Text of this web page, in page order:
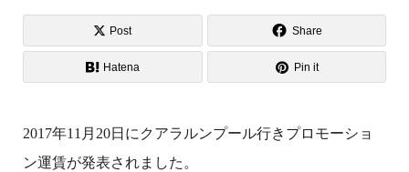
Post Share
Hatena Pin it
2017年11月20日にクアラルンプール行きプロモーショ
ン運賃が発表されました。